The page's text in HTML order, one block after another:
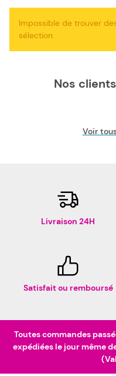
semblables aux toners
compatible pas cher est
dépenses. Nous proposons
Impossible de trouver
sélection.
Nos
Voir
Livraison 24H
Satisfait ou remboursé
Toutes commandes
expédiées le jour même